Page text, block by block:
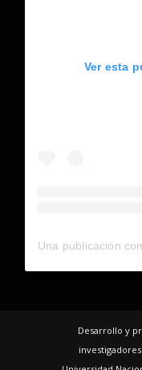
Ver esta
Desarrollo y